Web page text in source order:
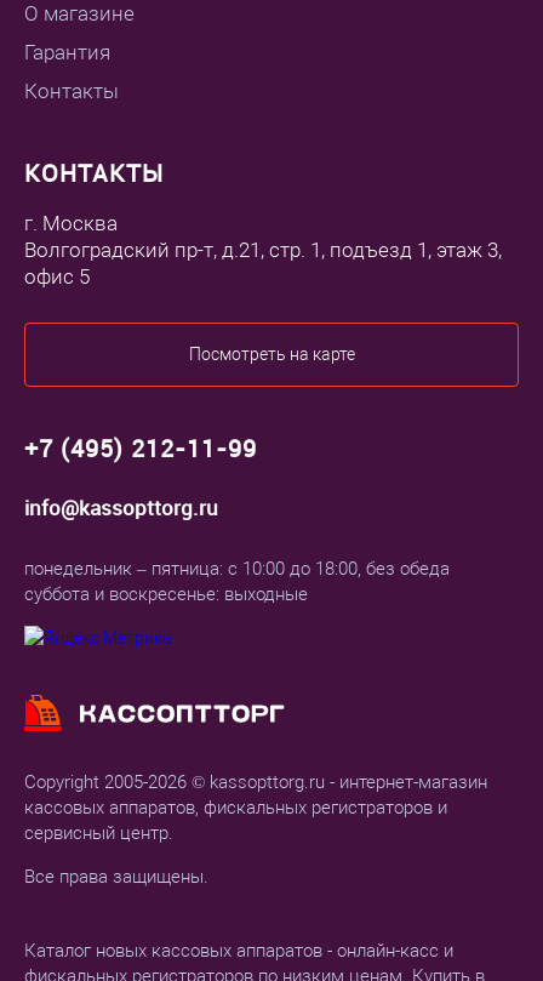
О магазине
Гарантия
Контакты
Copyright 2005-2026 © kassopttorg.ru - интернет-магазин
кассовых аппаратов, фискальных регистраторов и
сервисный центр.
Все права защищены.
Каталог новых кассовых аппаратов - онлайн-касс и
фискальных регистраторов по низким ценам. Купить в
КОНТАКТЫ
г. Москва
Волгоградский пр-т, д.21, стр. 1, подъезд 1, этаж 3,
офис 5
Посмотреть на карте
+7 (495) 212-11-99
info@kassopttorg.ru
понедельник – пятница: с 10:00 до 18:00, без обеда
суббота и воскресенье: выходные